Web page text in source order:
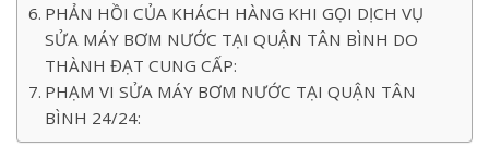
PHẢN HỒI CỦA KHÁCH HÀNG KHI GỌI DỊCH VỤ
SỬA MÁY BƠM NƯỚC TẠI QUẬN TÂN BÌNH DO
THÀNH ĐẠT CUNG CẤP:
PHẠM VI SỬA MÁY BƠM NƯỚC TẠI QUẬN TÂN
BÌNH 24/24: